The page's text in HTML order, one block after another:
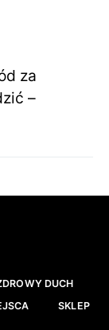
za
–
DUCH
SKLEP